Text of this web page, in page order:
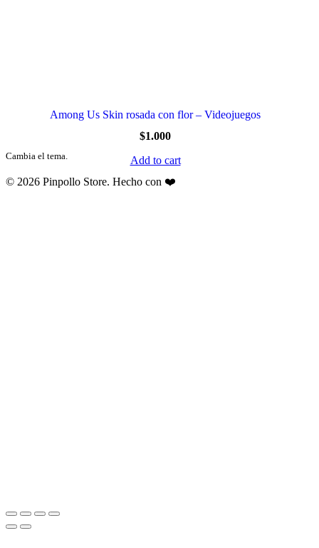
Among Us Skin rosada con flor – Videojuegos
$1.000
Add to cart
Cambia el tema.
© 2026 Pinpollo Store. Hecho con ❤️